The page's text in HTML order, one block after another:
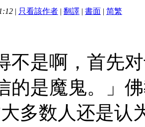
| 只看該作者 | 翻譯 | 書面 | 简繁
不是啊，首先
的是魔鬼。」
多数人还是认